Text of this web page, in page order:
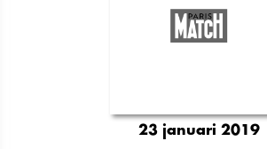
23 januari 2019